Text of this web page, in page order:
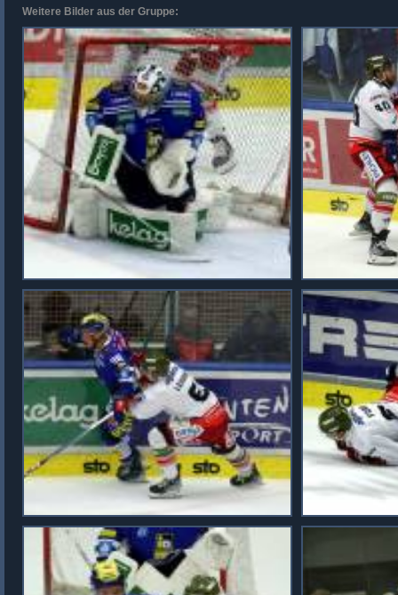
Weitere Bilder aus der Gruppe: